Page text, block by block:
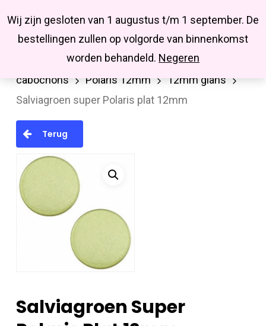
Wij zijn gesloten van 1 augustus t/m 1 september. De
bestellingen zullen op volgorde van binnenkomst
worden behandeld. Negeren
main
Missbluesieraden
searchaccount
Cabochons/Camee
Polaris
cabochons
Polaris 12mm
12mm glans
Salviagroen super Polaris plat 12mm
Terug
Salviagroen Super
Close